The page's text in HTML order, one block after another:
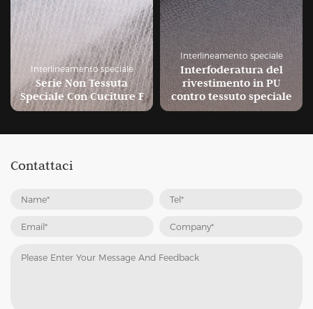
F
Interlineamento speciale
Interfoderatura del
rivestimento in PU
contro tessuto speciale
Interlineamento
Interlining riciclato
Contattaci